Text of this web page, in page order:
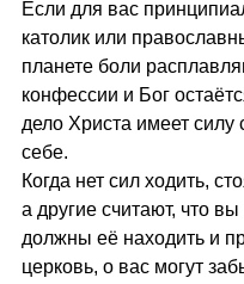
Если для вас
католик или
планете боли
конфессии и Бог
дело Христа имеет силу
себе.
Когда нет сил ходить,
а другие считают, что
должны её находить и
церковь, о вас могут